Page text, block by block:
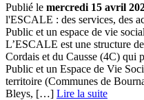
Publié le mercredi 15 avril
l'ESCALE : des services, des
Public et un espace de vie
L’ESCALE est une structure
Cordais et du Causse (4C) qui
Public et un Espace de Vie
territoire (Communes de
Bleys, […] ­ Lire la suite